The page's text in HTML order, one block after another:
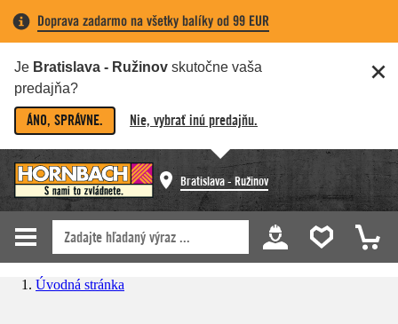
Doprava zadarmo na všetky balíky od 99 EUR
Je Bratislava - Ružinov skutočne vaša
predajňa?
ÁNO, SPRÁVNE. Nie, vybrať inú predajňu.
Bratislava - Ružinov
Úvodná stránka